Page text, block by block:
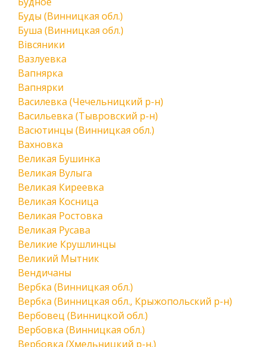
Буды (Винницкая обл.)
Буша (Винницкая обл.)
Вівсяники
Вазлуевка
Вапнярка
Вапнярки
Василевка (Чечельницкий р-н)
Васильевка (Тывровский р-н)
Васютинцы (Винницкая обл.)
Вахновка
Великая Бушинка
Великая Вулыга
Великая Киреевка
Великая Косница
Великая Ростовка
Великая Русава
Великие Крушлинцы
Великий Мытник
Вендичаны
Вербка (Винницкая обл.)
Вербка (Винницкая обл., Крыжопольский р-н)
Вербовец (Винницкой обл.)
Вербовка (Винницкая обл.)
Вербовка (Хмельницкий р-н.)